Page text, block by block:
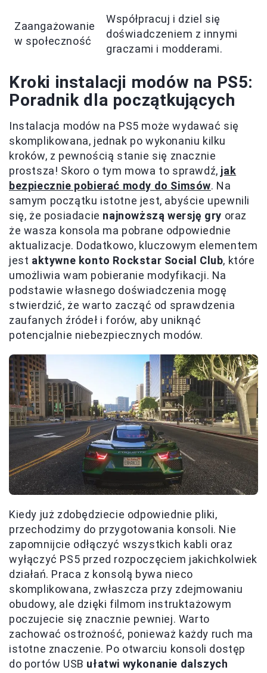
Zaangażowanie
w społeczność
Współpracuj i dziel się
doświadczeniem z innymi
graczami i modderami.
Kroki instalacji modów na PS5:
Poradnik dla początkujących
Instalacja modów na PS5 może wydawać się
skomplikowana, jednak po wykonaniu kilku
kroków, z pewnością stanie się znacznie
prostsza! Skoro o tym mowa to sprawdź, jak
bezpiecznie pobierać mody do Simsów. Na
samym początku istotne jest, abyście upewnili
się, że posiadacie najnowższą wersję gry oraz
że wasza konsola ma pobrane odpowiednie
aktualizacje. Dodatkowo, kluczowym elementem
jest aktywne konto Rockstar Social Club, które
umożliwia wam pobieranie modyfikacji. Na
podstawie własnego doświadczenia mogę
stwierdzić, że warto zacząć od sprawdzenia
zaufanych źródeł i forów, aby uniknąć
potencjalnie niebezpiecznych modów.
Kiedy już zdobędziecie odpowiednie pliki,
przechodzimy do przygotowania konsoli. Nie
zapomnijcie odłączyć wszystkich kabli oraz
wyłączyć PS5 przed rozpoczęciem jakichkolwiek
działań. Praca z konsolą bywa nieco
skomplikowana, zwłaszcza przy zdejmowaniu
obudowy, ale dzięki filmom instruktażowym
poczujecie się znacznie pewniej. Warto
zachować ostrożność, ponieważ każdy ruch ma
istotne znaczenie. Po otwarciu konsoli dostęp
do portów USB ułatwi wykonanie dalszych